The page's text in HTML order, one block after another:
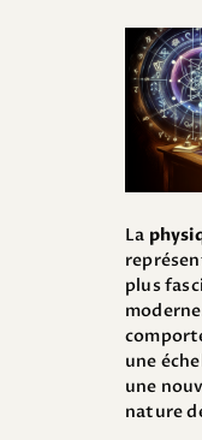
La
plus
une
une
nature